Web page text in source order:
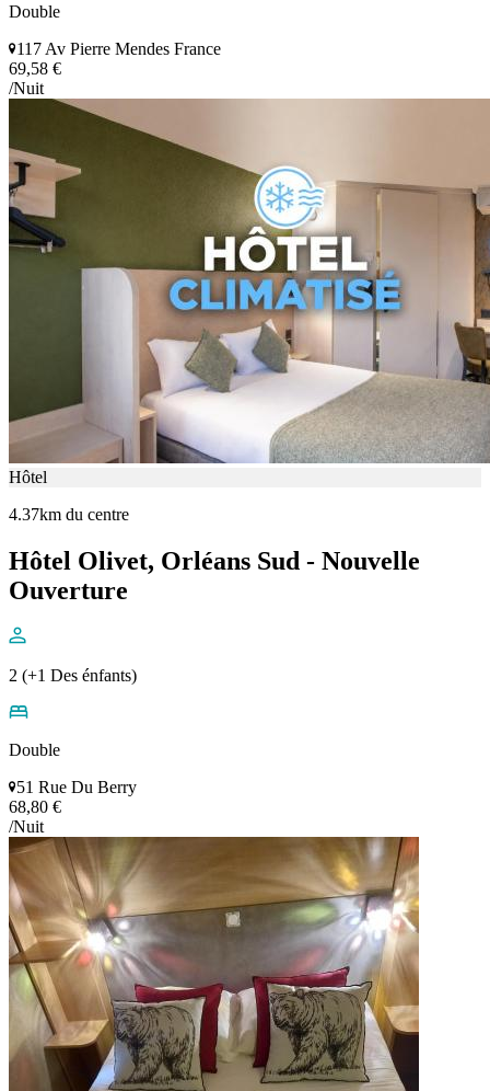
Double
117 Av Pierre Mendes France
69,58 €
/Nuit
Hôtel
4.37km du centre
Hôtel Olivet, Orléans Sud - Nouvelle
Ouverture
2 (+1 Des énfants)
Double
51 Rue Du Berry
68,80 €
/Nuit